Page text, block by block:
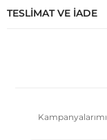
TESLIMAT VE İADE